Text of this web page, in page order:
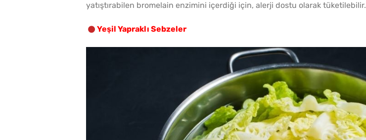
yatıştırabilen bromelain enzimini içerdiği için, alerji dostu olarak tüketilebilir.
Yeşil Yapraklı Sebzeler